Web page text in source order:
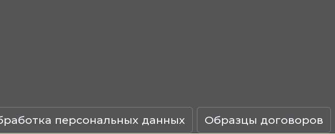
персональных данных Образцы договоров